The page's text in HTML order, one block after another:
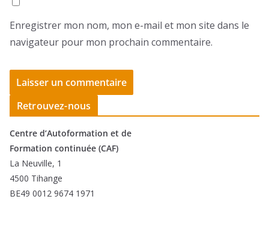
Enregistrer mon nom, mon e-mail et mon site dans le
navigateur pour mon prochain commentaire.
Retrouvez-nous
Centre d’Autoformation et de
Formation continuée (CAF)
La Neuville, 1
4500 Tihange
BE49 0012 9674 1971